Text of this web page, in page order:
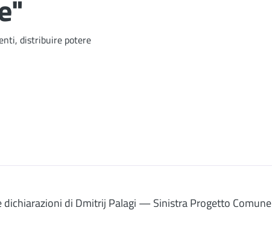
distribuire potere
dichiarazioni di Dmitrij Palagi — Sinistra Progetto Comune